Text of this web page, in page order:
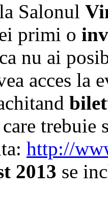
Salonul
primi o
nu ai
acces la
trebuie
http://
2013 se